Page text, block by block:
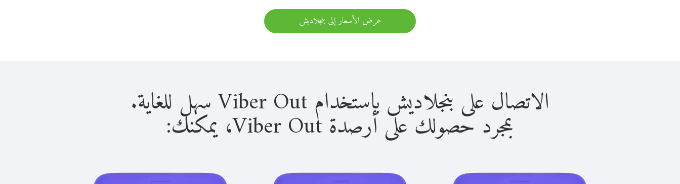
عرض الأسعار إلى بنجلاديش
الاتصال على بنجلاديش باستخدام Viber Out سهل للغاية.
بمجرد حصولك على أرصدة Viber Out، يمكنك: